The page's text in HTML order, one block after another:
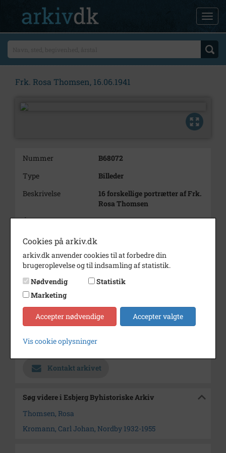
Frk. Rosa Thomsen, 16.06.1941
Nummer
B68072
Type
Billeder
Beskrivelse
16 forskellige portrætter af Frk.
Rosa Thomsen
Årstal
1941
Fotograf
Størrelse
Cabinet
Se på kort
Type
Kommune (1970-2050)
Enhed
Fanø Kommune (2007-2050)
Arkiv
Kontakt arkivet
Søg videre i Esbjerg Byhistoriske Arkiv
Thomsen, Rosa
Kromann, Carl Johan, Nordby 1932-1955
Cookies på arkiv.dk
arkiv.dk anvender cookies til at forbedre din
brugeroplevelse og til indsamling af statistik.
Nødvendig
Statistik
Marketing
Accepter nødvendige Accepter valgte
Vis cookie oplysninger